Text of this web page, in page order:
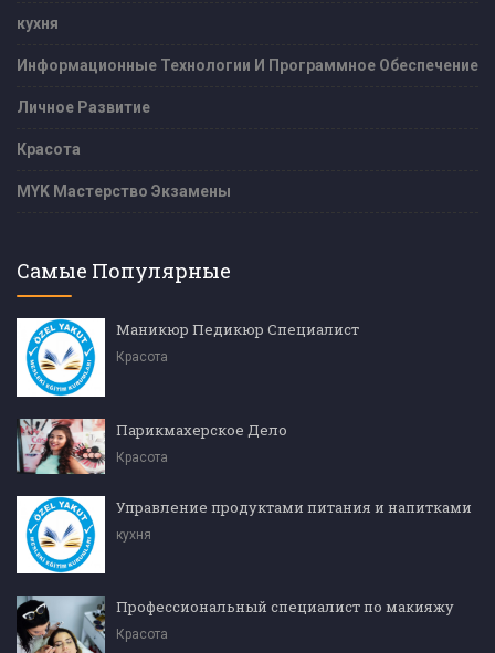
кухня
Информационные Технологии И Программное Обеспечение
Личное Развитие
Красота
MYK Мастерство Экзамены
Самые Популярные
Маникюр Педикюр Специалист
Красота
Парикмахерское Дело
Красота
Управление продуктами питания и напитками
кухня
Профессиональный специалист по макияжу
Красота